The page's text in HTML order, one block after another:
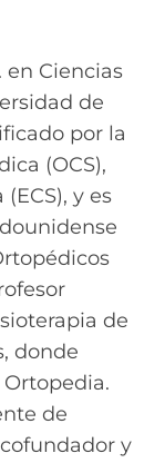
en Ciencias
de
por la
(OCS),
y es
de
donde
de
y